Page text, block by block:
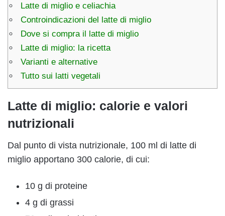
Latte di miglio e celiachia
Controindicazioni del latte di miglio
Dove si compra il latte di miglio
Latte di miglio: la ricetta
Varianti e alternative
Tutto sui latti vegetali
Latte di miglio: calorie e valori
nutrizionali
Dal punto di vista nutrizionale, 100 ml di latte di
miglio apportano 300 calorie, di cui:
10 g di proteine
4 g di grassi